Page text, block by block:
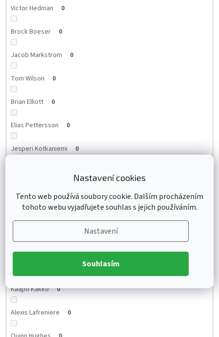
Nastavení cookies
Tento web používá soubory cookie. Dalším procházením
tohoto webu vyjadřujete souhlas s jejich používáním.
Nastavení
Souhlasím
Victor Hedman 0
Brock Boeser 0
Jacob Markstrom 0
Tom Wilson 0
Brian Elliott 0
Elias Pettersson 0
Jesperi Kotkaniemi 0
Mikhail Sergachev 0
Anthony Cirelli 0
Yanni Gourde 0
Kaapo Kakko 0
Alexis Lafreniere 0